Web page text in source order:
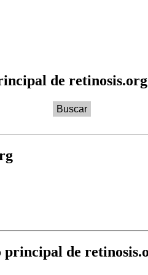
de retinosis.org
principal de